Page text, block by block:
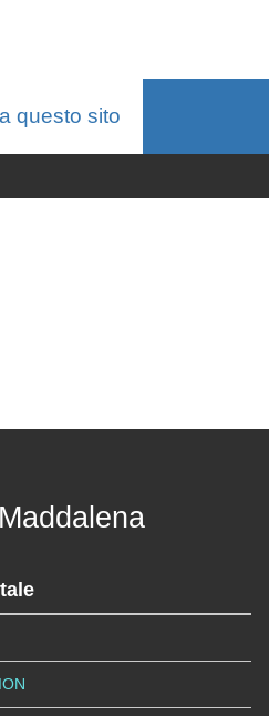
questo sito